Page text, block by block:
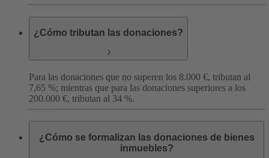
¿Cómo tributan las donaciones?
Para las donaciones que no superen los 8.000 €, tributan al
7,65 %; mientras que para las donaciones superiores a los
200.000 €, tributan al 34 %.
¿Cómo se formalizan las donaciones de bienes
inmuebles?